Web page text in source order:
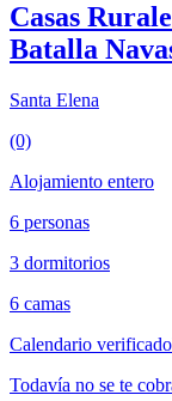
Casas
Batalla
Santa Elena
(0)
Alojamiento entero
6 personas
3 dormitorios
6 camas
Calendario verificado
Todavía no se te